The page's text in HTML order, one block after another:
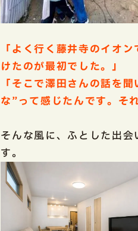
「よく行く藤井寺のイオ
けたのが最初でした。」
「そこで澤田さんの話を
な”って感じたんです。そ
そんな風に、ふとした出
す。